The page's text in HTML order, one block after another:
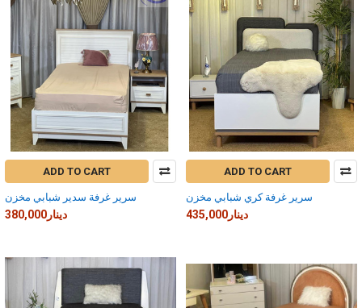
ADD TO CART
سرير غرفة سدير شبابي مخزن
380,000دينار
ADD TO CART
سرير غرفة كري شبابي مخزن
435,000دينار